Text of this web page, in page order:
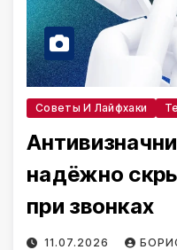
Советы И Лайфхаки
надёжно
при звонках
11.07.2026